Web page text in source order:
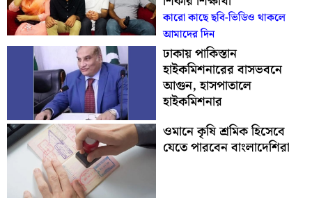
কারো কাছে ছবি-ভিডিও থাকলে
আমাদের দিন
ঢাকায় পাকিস্তান
হাইকমিশনারের বাসভবনে
আগুন, হাসপাতালে
হাইকমিশনার
ওমানে কৃষি শ্রমিক হিসেবে
যেতে পারবেন বাংলাদেশিরা